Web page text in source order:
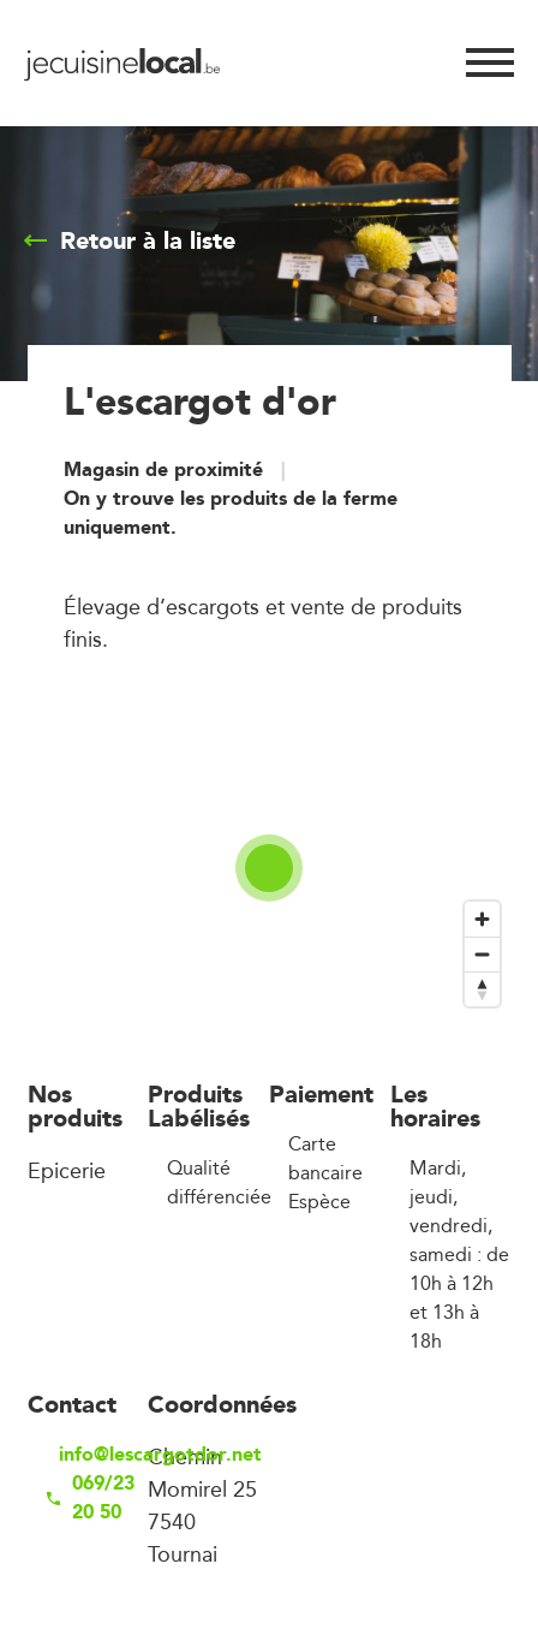
Retour à la liste
L'escargot d'or
Magasin de proximité
On y trouve les produits de la ferme
uniquement.
Élevage d’escargots et vente de produits
finis.
Nos
produits
Epicerie
Produits
Labélisés
Qualité
différenciée
Paiement
Carte
bancaire
Espèce
Les
horaires
Mardi,
jeudi,
vendredi,
samedi : de
10h à 12h
et 13h à
18h
Contact
info@lescargotdor.net
069/23
20 50
Coordonnées
Chemin
Momirel 25
7540
Tournai